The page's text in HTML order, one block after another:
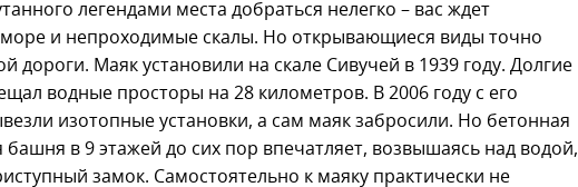
легендами места добраться нелегко – вас ждет
море и непроходимые скалы. Но открывающиеся виды точно
дороги. Маяк установили на скале Сивучей в 1939 году. Долгие
водные просторы на 28 километров. В 2006 году с его
изотопные установки, а сам маяк забросили. Но бетонная
башня в 9 этажей до сих пор впечатляет, возвышаясь над водой,
замок. Самостоятельно к маяку практически не